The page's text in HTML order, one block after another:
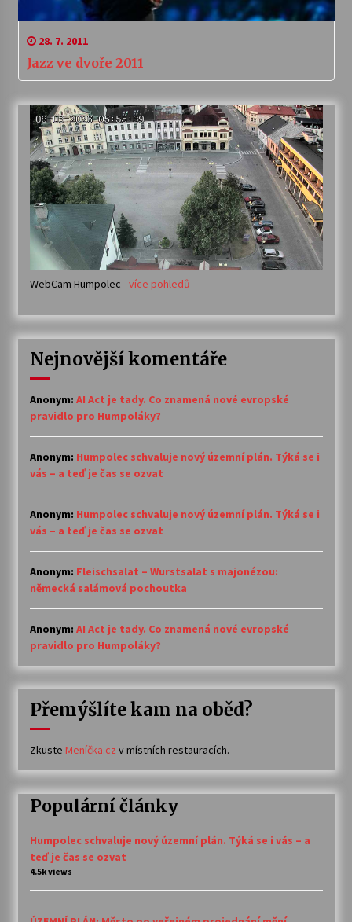
28. 7. 2011
Jazz ve dvoře 2011
WebCam Humpolec -více pohledů
Nejnovější komentáře
Anonym: AI Act je tady. Co znamená nové evropské
pravidlo pro Humpoláky?
Anonym: Humpolec schvaluje nový územní plán. Týká se i
vás – a teď je čas se ozvat
Anonym: Humpolec schvaluje nový územní plán. Týká se i
vás – a teď je čas se ozvat
Anonym: Fleischsalat – Wurstsalat s majonézou:
německá salámová pochoutka
Anonym: AI Act je tady. Co znamená nové evropské
pravidlo pro Humpoláky?
Přemýšlíte kam na oběd?
Zkuste Meníčka.cz v místních restauracích.
Populární články
Humpolec schvaluje nový územní plán. Týká se i vás – a
teď je čas se ozvat
4.5k views